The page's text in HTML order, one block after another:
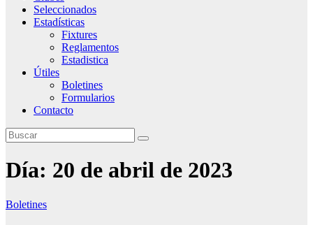
Seleccionados
Estadísticas
Fixtures
Reglamentos
Estadistica
Útiles
Boletines
Formularios
Contacto
Día: 20 de abril de 2023
Boletines